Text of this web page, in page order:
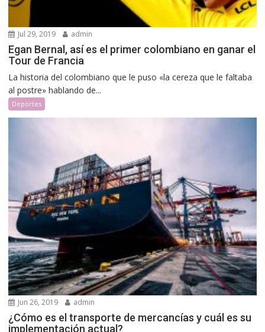
Jul 29, 2019 admin
Egan Bernal, así es el primer colombiano en ganar el
Tour de Francia
La historia del colombiano que le puso «la cereza que le faltaba
al postre» hablando de...
Deportes
Jun 26, 2019 admin
¿Cómo es el transporte de mercancías y cuál es su
implementación actual?